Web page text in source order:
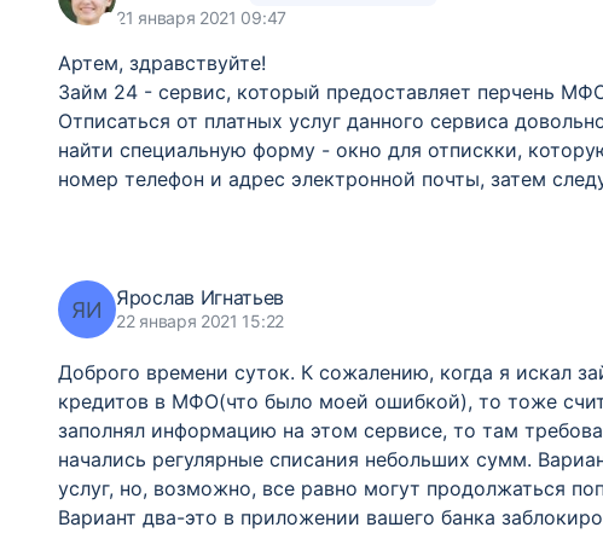
21 января 2021 09:47
Артем, здравствуйте!
Займ 24 - сервис, который предоставляет перчень
Отписаться от платных услуг данного сервиса
найти специальную форму - окно для отпискки,
номер телефон и адрес электронной почты, затем
ЯИ Ярослав Игнатьев
22 января 2021 15:22
Доброго времени суток. К сожалению, когда я искал
кредитов в МФО(что было моей ошибкой), то тоже
заполнял информацию на этом сервисе, то там
начались регулярные списания небольших сумм.
услуг, но, возможно, все равно могут продолжаться
Вариант два-это в приложении вашего банка